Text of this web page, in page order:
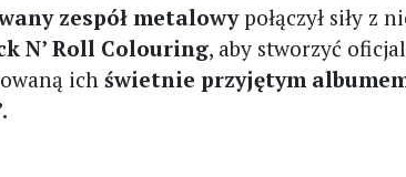
zespół metalowypołączył siły z
N’ Roll Colouring, aby stworzyć
ichświetnie przyjętym